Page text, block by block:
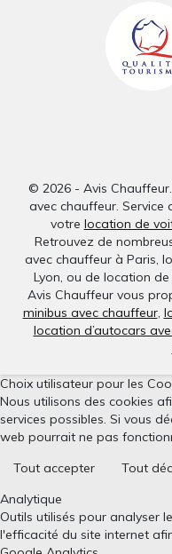
© 2026 - Avis
avec chauffeur.
votre location de
Retrouvez de
avec chauffeur à Paris,
Lyon, ou de location
Avis Chauffeur vous
minibus avec chauffeur,
location d’autocars
Choix utilisateur pour les
Nous utilisons des cookies
services possibles. Si vous
web pourrait ne pas
Tout accepter
Tout
Analytique
Outils utilisés pour analyser
l'efficacité du site internet